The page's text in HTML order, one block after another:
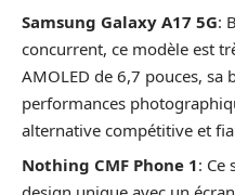
Samsung Galaxy A17 5G:
concurrent, ce modèle est
AMOLED de 6,7 pouces, sa
performances
alternative compétitive et
Nothing CMF Phone 1: Ce